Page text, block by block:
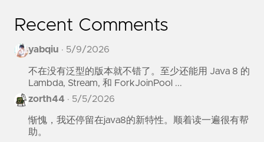
"<link\\s+url=\\\"(.+?)\\\".[^/
System.out. println (jregexString
}
     */
}
Recent Comments
yabqiu · 5/9/2026
不在没有泛型的版本就不错了。至少还能用 Java 8 的
Lambda, Stream, 和 ForkJoinPool ...
zorth44 · 5/5/2026
惭愧，我还停留在java8的新特性。顺着读一遍很有帮
助。